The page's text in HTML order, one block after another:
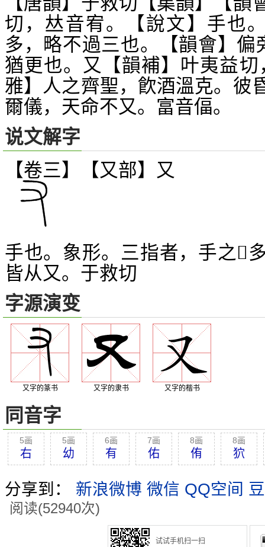
切， 𠀤音宥。【說文】手也
多，略不過三也。【韻會】
猶更也。又【韻補】叶夷益
雅】人之齊聖，飮酒溫克。彼
爾儀，天命不又。富音偪。
说文解字
【卷三】【又部】 又
手也。象形。三指者，手之 𠛱
皆从又。于救切
字源演变
又字的篆书 又字的隶书 又字的楷书
同音字
5画
右
5画
幼
6画
有
7画
佑
8画
侑
8画
狖
分享到： 新浪微博 微信 QQ空间
阅读(52940次)
试试手机扫一扫